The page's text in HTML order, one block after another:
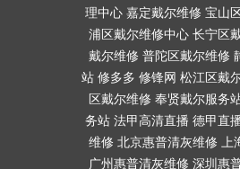
理中心 嘉定戴尔维修 宝山
浦区戴尔维修中心 长宁区
戴尔维修 普陀区戴尔维修
站 修多多 修锋网 松江区戴
区戴尔维修 奉贤戴尔服务
务站 法甲高清直播 德甲直
维修 北京惠普清灰维修 上
广州惠普清灰维修 深圳惠